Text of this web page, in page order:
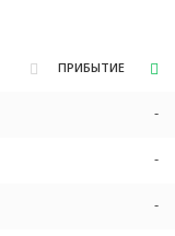
ПРИБЫТИЕ
-
-
-